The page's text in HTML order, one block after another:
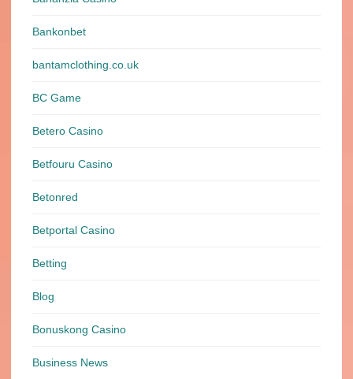
Bankonbet
bantamclothing.co.uk
BC Game
Betero Casino
Betfouru Casino
Betonred
Betportal Casino
Betting
Blog
Bonuskong Casino
Business News